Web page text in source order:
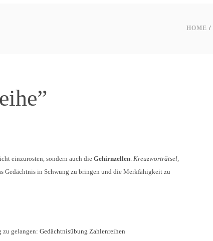
HOME /
einzurosten, sondern auch die Gehirnzellen. Kreuzworträtsel,
Gedächtnis in Schwung zu bringen und die Merkfähigkeit zu
zu gelangen: Gedächtnisübung Zahlenreihen